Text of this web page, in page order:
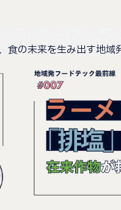
の未来を生み出す地域